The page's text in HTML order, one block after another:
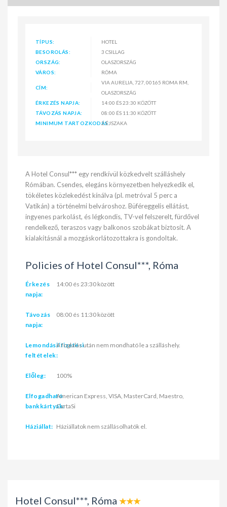
TÍPUS:
HOTEL
BESOROLÁS:
3 CSILLAG
ORSZÁG:
OLASZORSZÁG
VÁROS:
RÓMA
CÍM:
VIA AURELIA, 727, 00165 ROMA RM,
OLASZORSZÁG
ÉRKEZÉS NAPJA:
14:00 ÉS 23:30 KÖZÖTT
TÁVOZÁS NAPJA:
08:00 ÉS 11:30 KÖZÖTT
MINIMUM TARTOZKODÁS:2 ÉJSZAKA
A Hotel Consul*** egy rendkívül közkedvelt szálláshely
Rómában. Csendes, elegáns környezetben helyezkedik el,
tökéletes közlekedést kínálva (pl. metróval 5 perc a
Vatikán) a történelmi belvároshoz. Büféreggelis ellátást,
ingyenes parkolást, és légkondis, TV-vel felszerelt, fürdővel
rendelkező, teraszos vagy balkonos szobákat biztosít. A
kialakításnál a mozgáskorlátozottakra is gondoltak.
Policies of Hotel Consul***, Róma
Érkezés
napja:
14:00 és 23:30 között
Távozás
napja:
08:00 és 11:30 között
Lemondási/fizetési
feltételek:
A foglalás után nem mondható le a szálláshely.
Előleg: 100%
Elfogadható
bankkártyák:
American Express, VISA, MasterCard, Maestro,
CartaSi
Háziállat: Háziállatok nem szállásolhatók el.
Hotel Consul***, Róma